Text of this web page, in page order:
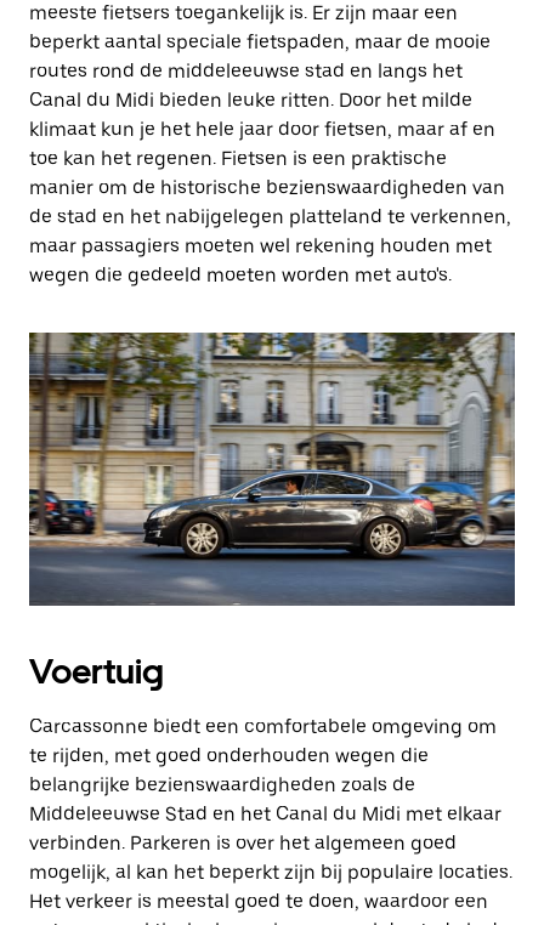
meeste fietsers toegankelijk is. Er zijn maar een
beperkt aantal speciale fietspaden, maar de mooie
routes rond de middeleeuwse stad en langs het
Canal du Midi bieden leuke ritten. Door het milde
klimaat kun je het hele jaar door fietsen, maar af en
toe kan het regenen. Fietsen is een praktische
manier om de historische bezienswaardigheden van
de stad en het nabijgelegen platteland te verkennen,
maar passagiers moeten wel rekening houden met
wegen die gedeeld moeten worden met auto's.
Voertuig
Carcassonne biedt een comfortabele omgeving om
te rijden, met goed onderhouden wegen die
belangrijke bezienswaardigheden zoals de
Middeleeuwse Stad en het Canal du Midi met elkaar
verbinden. Parkeren is over het algemeen goed
mogelijk, al kan het beperkt zijn bij populaire locaties.
Het verkeer is meestal goed te doen, waardoor een